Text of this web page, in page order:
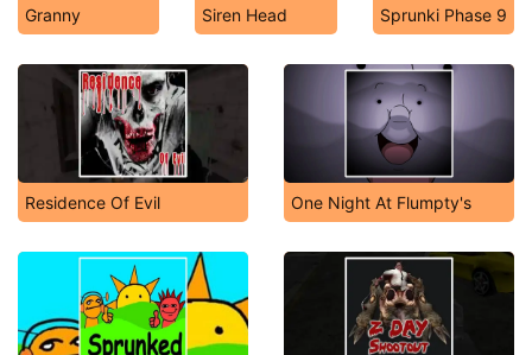
Granny Siren Head Sprunki Phase 9
Residence Of Evil One Night At Flumpty's